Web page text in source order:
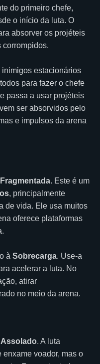
do primeiro chefe,
o início da luta. O
absorver os projéteis
corrompidos.
inimigos estacionários
para fazer o chefe
passa a usar projéteis
ser absorvidos pelo
e impulsos da arena
. Este é um
, principalmente
de vida. Ele usa muitos
oferece plataformas
à Sobrecarga. Use-a
acelerar a luta. No
atirar
no meio da arena.
Assolado. A luta
voador, mas o